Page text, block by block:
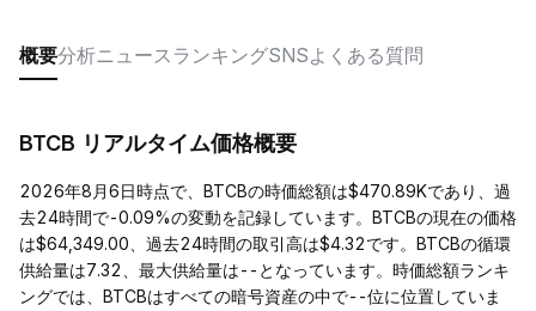
概要分析ニュース ランキングSNSよくある質問
BTCB リアルタイム価格概要
2026年8月6日時点で、BTCBの時価総額は$470.89Kであり、過
去24時間で-0.09%の変動を記録しています。BTCBの現在の価格
は$64,349.00、過去24時間の取引高は$4.32です。BTCBの循環
供給量は7.32、最大供給量は--となっています。時価総額ランキ
ングでは、BTCBはすべての暗号資産の中で--位に位置していま